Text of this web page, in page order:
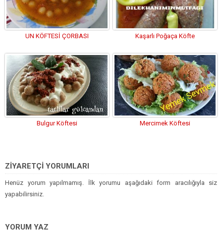
UN KÖFTESİ ÇORBASI Kaşarlı Poğaça Köfte
Bulgur Köftesi Mercimek Köftesi
ZİYARETÇİ YORUMLARI
Henüz yorum yapılmamış. İlk yorumu aşağıdaki form aracılığıyla siz
yapabilirsiniz.
YORUM YAZ